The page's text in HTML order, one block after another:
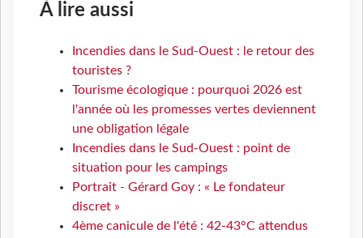
À lire aussi
Incendies dans le Sud-Ouest : le retour des
touristes ?
Tourisme écologique : pourquoi 2026 est
l'année où les promesses vertes deviennent
une obligation légale
Incendies dans le Sud-Ouest : point de
situation pour les campings
Portrait - Gérard Goy : « Le fondateur
discret »
4ème canicule de l'été : 42-43°C attendus